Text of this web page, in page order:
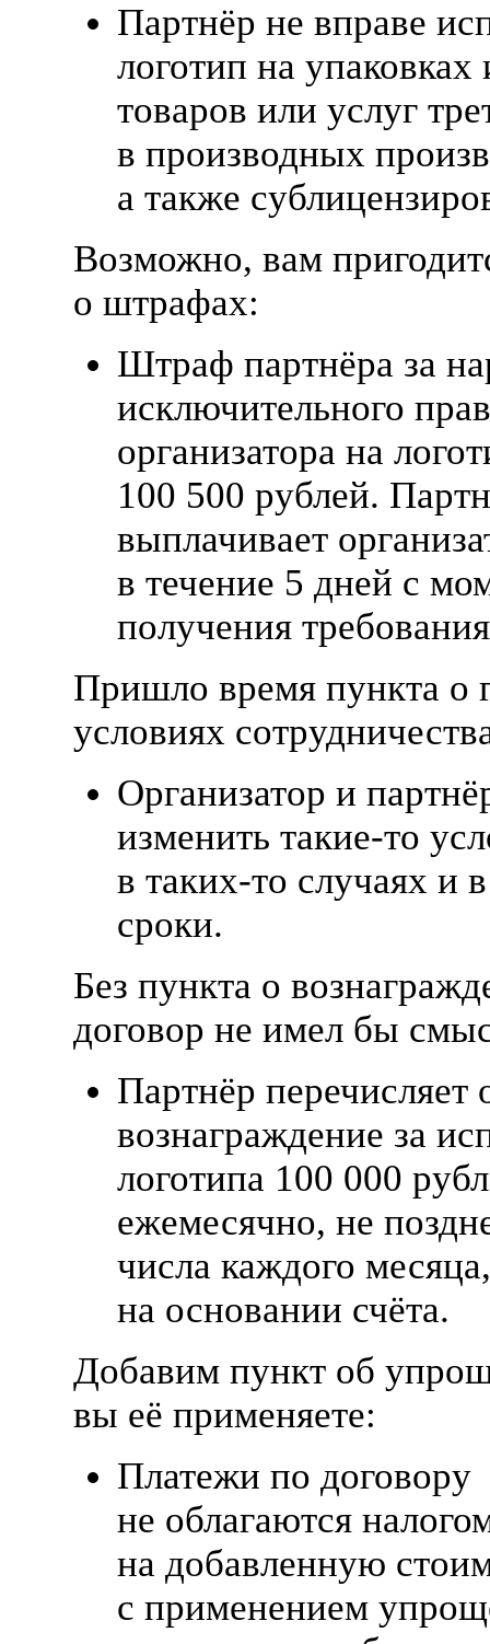
Партнёр не вправе
логотип на упаковках
товаров или услуг
в производных
а также
Возможно, вам
о штрафах:
Штраф партнёра за
исключительного
организатора на
100 500 рублей.
выплачивает
в течение 5 дней с
получения
Пришло время пункта о
условиях
Организатор и
изменить такие-то
в таких-то случаях и
сроки.
Без пункта о
договор не имел бы
Партнёр перечисляет
вознаграждение за
логотипа 100 000
ежемесячно, не
числа каждого месяца,
на основании счёта.
Добавим пункт об
вы её применяете:
Платежи по договору
не облагаются
на добавленную
с применением